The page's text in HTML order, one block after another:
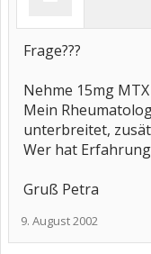
Frage???
Nehme 15mg
Mein
unterbreitet,
Wer hat
Gruß Petra
9. August 2002